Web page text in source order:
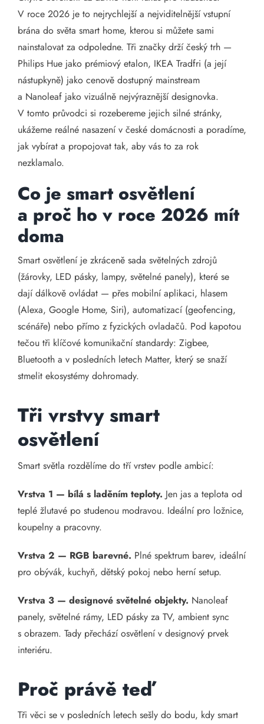
V roce 2026 je to nejrychlejší a nejviditelnější vstupní
brána do světa smart home, kterou si můžete sami
nainstalovat za odpoledne. Tři značky drží český trh —
Philips Hue jako prémiový etalon, IKEA Tradfri (a její
nástupkyně) jako cenově dostupný mainstream
a Nanoleaf jako vizuálně nejvýraznější designovka.
V tomto průvodci si rozebereme jejich silné stránky,
ukážeme reálné nasazení v české domácnosti a poradíme,
jak vybírat a propojovat tak, aby vás to za rok
nezklamalo.
Co je smart osvětlení
a proč ho v roce 2026 mít
doma
Smart osvětlení je zkráceně sada světelných zdrojů
(žárovky, LED pásky, lampy, světelné panely), které se
dají dálkově ovládat — přes mobilní aplikaci, hlasem
(Alexa, Google Home, Siri), automatizací (geofencing,
scénáře) nebo přímo z fyzických ovladačů. Pod kapotou
tečou tři klíčové komunikační standardy: Zigbee,
Bluetooth a v posledních letech Matter, který se snaží
stmelit ekosystémy dohromady.
Tři vrstvy smart
osvětlení
Smart světla rozdělíme do tří vrstev podle ambicí:
Vrstva 1 — bílá s laděním teploty. Jen jas a teplota od
teplé žlutavé po studenou modravou. Ideální pro ložnice,
koupelny a pracovny.
Vrstva 2 — RGB barevné. Plné spektrum barev, ideální
pro obývák, kuchyň, dětský pokoj nebo herní setup.
Vrstva 3 — designové světelné objekty. Nanoleaf
panely, světelné rámy, LED pásky za TV, ambient sync
s obrazem. Tady přechází osvětlení v designový prvek
interiéru.
Proč právě teď
Tři věci se v posledních letech sešly do bodu, kdy smart